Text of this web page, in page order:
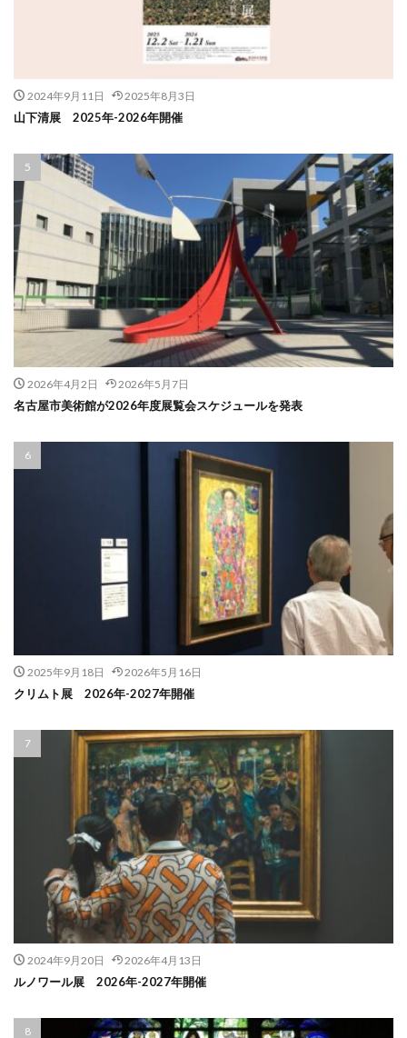
2024年9月11日 2025年8月3日
山下清展 2025年-2026年開催
2026年4月2日 2026年5月7日
名古屋市美術館が2026年度展覧会スケジュールを発表
2025年9月18日 2026年5月16日
クリムト展 2026年-2027年開催
2024年9月20日 2026年4月13日
ルノワール展 2026年-2027年開催